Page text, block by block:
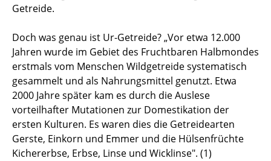
Getreide.
Doch was genau ist Ur-Getreide? „Vor etwa 12.000
Jahren wurde im Gebiet des Fruchtbaren Halbmondes
erstmals vom Menschen Wildgetreide systematisch
gesammelt und als Nahrungsmittel genutzt. Etwa
2000 Jahre später kam es durch die Auslese
vorteilhafter Mutationen zur Domestikation der
ersten Kulturen. Es waren dies die Getreidearten
Gerste, Einkorn und Emmer und die Hülsenfrüchte
Kichererbse, Erbse, Linse und Wicklinse". (1)